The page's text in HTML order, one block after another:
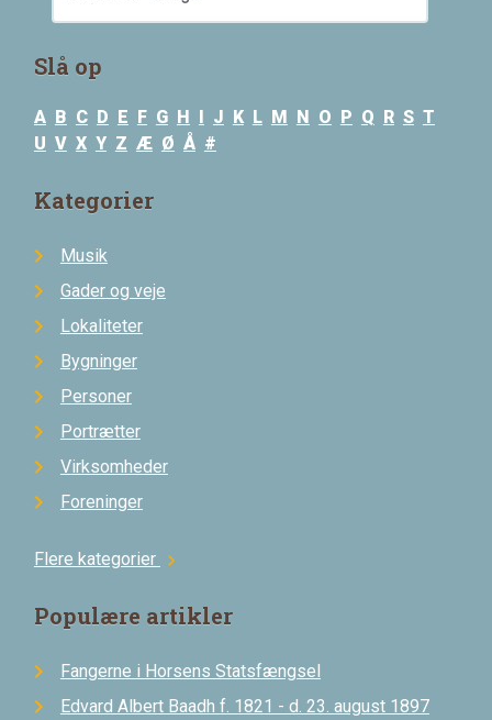
Slå op
A B C D E F G H J K L M N O P Q R S T
U V X Y Z Æ Ø Å #
Kategorier
Musik
Gader og veje
Lokaliteter
Bygninger
Personer
Portrætter
Virksomheder
Foreninger
Flere kategorier chevron_right
Populære artikler
Fangerne i Horsens Statsfængsel
Edvard Albert Baadh f. 1821 - d. 23. august 1897